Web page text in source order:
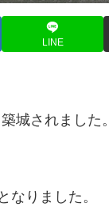
LINE
城されました。
なりました。